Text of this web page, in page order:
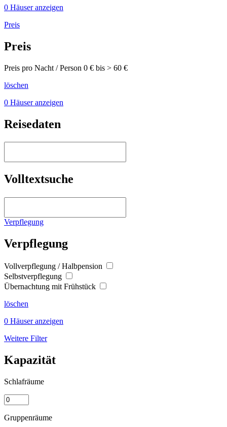
0 Häuser anzeigen
Preis
Preis
Preis pro Nacht / Person 0 € bis > 60 €
löschen
0 Häuser anzeigen
Reisedaten
Volltextsuche
Verpflegung
Verpflegung
Vollverpflegung / Halbpension
Selbstverpflegung
Übernachtung mit Frühstück
löschen
0 Häuser anzeigen
Weitere Filter
Kapazität
Schlafräume
Gruppenräume